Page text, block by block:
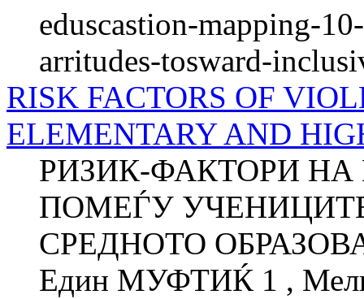
eduscastion-mapping-
arritudes-tosward-
RISK FACTORS OF
ELEMENTARY AND
РИЗИК-ФАКТОРИ
ПОМЕЃУ
СРЕДНОТО
Един МУФТИЌ 1 ,